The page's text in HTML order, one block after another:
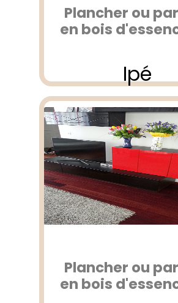
Plancher ou
en bois
Ipé
Plancher ou
en bois